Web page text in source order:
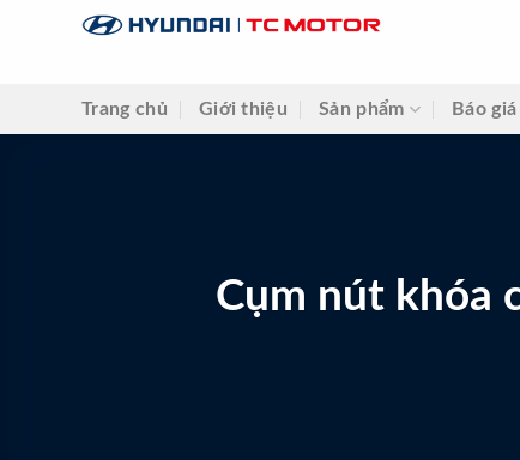
Trang chủ Giới thiệu Sản phẩm Báo giá
Cụm nút khóa